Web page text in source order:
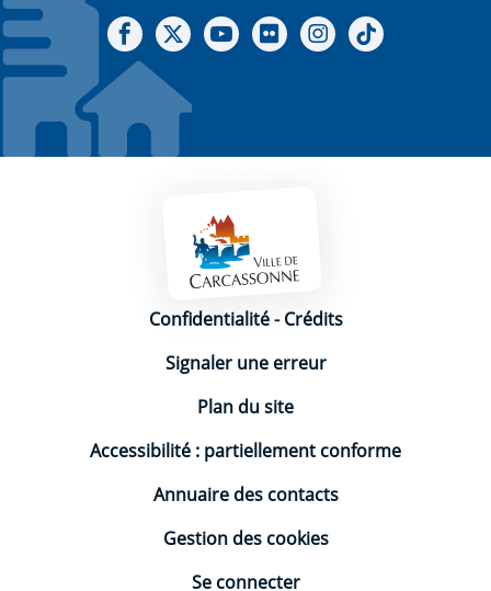
Notre Facebook
Notre X - (twitter)
Notre chaine Youtube
Notre Gallerie sur Flickr
Notre Instagram
Mentions légales
Confidentialité-Crédits
Signaler une erreur
Plan du site
Accessibilité : partiellement conforme
Annuaire des contacts
Gestion des cookies
Se connecter